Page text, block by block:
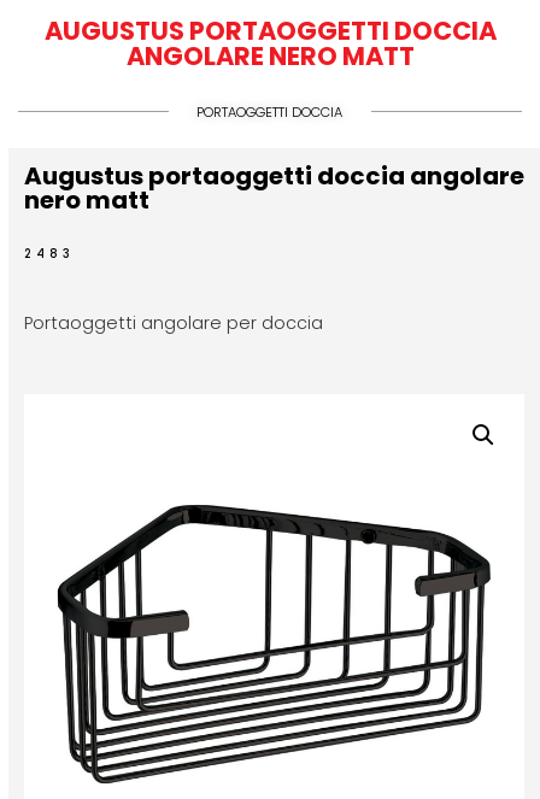
AUGUSTUS PORTAOGGETTI DOCCIA
ANGOLARE NERO MATT
PORTAOGGETTI DOCCIA
Augustus portaoggetti doccia angolare
nero matt
2483
Portaoggetti angolare per doccia